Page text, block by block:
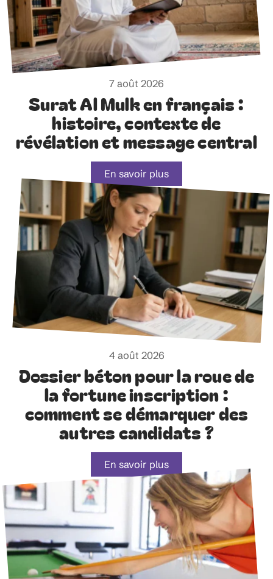
7 août 2026
Surat Al Mulk en français :
histoire, contexte de
révélation et message central
En savoir plus
4 août 2026
Dossier béton pour la roue de
la fortune inscription :
comment se démarquer des
autres candidats ?
En savoir plus